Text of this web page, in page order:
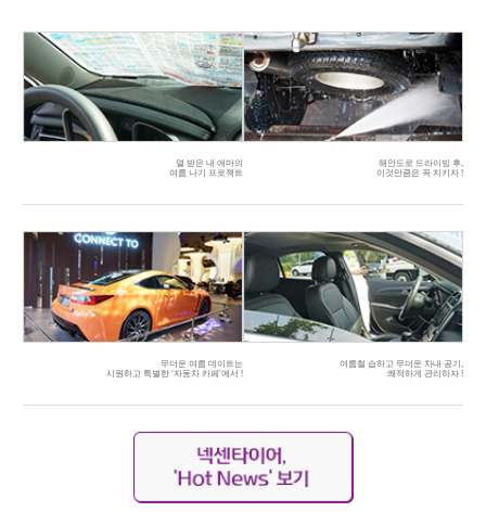
열 받은 내 애마의
여름 나기 프로젝트
해안도로 드라이빙 후,
이것만큼은 꼭 지키자 !
무더운 여름 데이트는
시원하고 특별한 ‘자동차 카페’에서 !
여름철 습하고 무더운 차내 공기,
쾌적하게 관리하자 !